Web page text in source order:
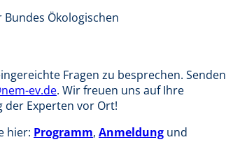
Ökologischen
Fragen zu besprechen. Senden
ev.de. Wir freuen uns auf Ihre
der Experten vor Ort!
hier: Programm, Anmeldung und